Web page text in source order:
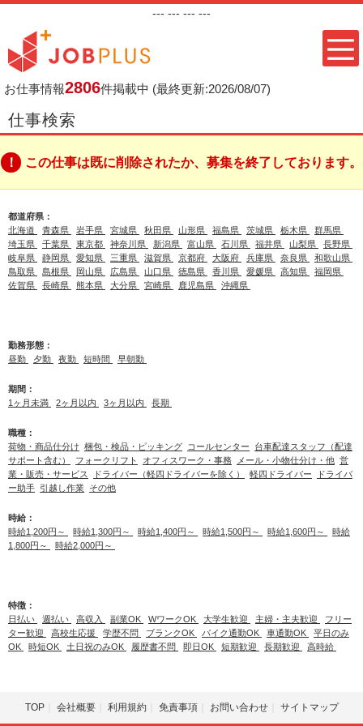
--- --- --- ---
お仕事情報2806件掲載中 (最終更新:2026/08/07)
仕事検索
この仕事は既に削除されたか、募集を終了しております。
都道府県：
北海道
青森県 岩手県 宮城県 秋田県 山形県 福島県 茨城県 栃木県
群馬県
埼玉県
千葉県 東京都 神奈川県 新潟県 富山県 石川県 福井県 山梨県
長野県
岐阜県
静岡県 愛知県 三重県 滋賀県 京都府 大阪府 兵庫県 奈良県
和歌山県
鳥取県
島根県 岡山県 広島県 山口県 徳島県 香川県 愛媛県 高知県
福岡県
佐賀県
長崎県 熊本県 大分県 宮崎県 鹿児島県 沖縄県
勤務形態：
昼勤
夕勤 夜勤 短時間 早朝勤
期間：
1ヶ月未満
2ヶ月以内 3ヶ月以内 長期
職種：
荷物・商品仕分け 梱包・検品・ピッキング コールセンター
台車配達スタッフ（配達
サポート含む）
フォークリフト オフィスワーク・事務 メール・小物仕分け・他 営
業・販売・サービス
ドライバー（軽四ドライバーを除く） 軽四ドライバー
ドライバ
ー助手 引越し作業 その他
時給：
時給1,200円～
時給1,300円～ 時給1,400円～ 時給1,500円～ 時給1,600円～
時給
1,800円～
時給2,000円～
特徴：
日払い
週払い 高収入 副業OK WワークOK 大学生歓迎 主婦・主夫歓迎
フリー
ター歓迎
高校生応援 学歴不問 ブランクOK バイク通勤OK 車通勤OK
平日のみ
OK
時短OK 土日祝のみOK 履歴書不問 即日OK 短期歓迎 長期歓迎 高時給
TOP 会社概要 利用規約 免責事項 お問い合わせ サイトマップ